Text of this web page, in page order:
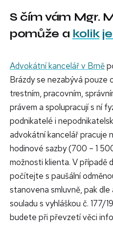
S čím vám Mgr.
pomůže a kolik
Advokátní kancelář v Brně
Brázdy se nezabývá pouze
trestním, pracovním,
právem a spolupracují s ní
podnikatelé i
advokátní kancelář pracuje
hodinové sazby (700 – 1
možnosti klienta. V případě
počítejte s paušální
stanovena smluvně, pak
souladu s vyhláškou č. 177/
budete při převzetí věci